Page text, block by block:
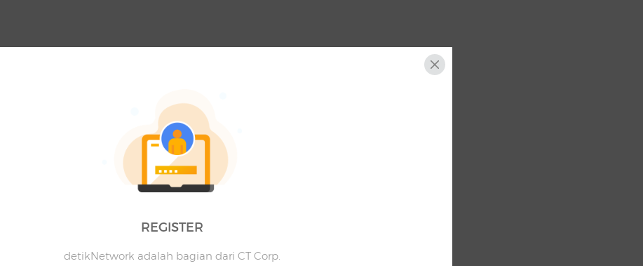
REGISTER
detikNetwork adalah bagian dari CT Corp.